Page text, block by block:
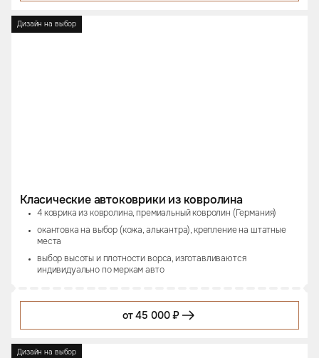
Дизайн на выбор
Класические автоковрики из ковролина
4 коврика из ковролина, премиальный ковролин (Германия)
окантовка на выбор (кожа, алькантра), крепление на штатные
места
выбор высоты и плотности ворса, изготавливаются
индивидуально по меркам авто
от 45 000 ₽
Дизайн на выбор